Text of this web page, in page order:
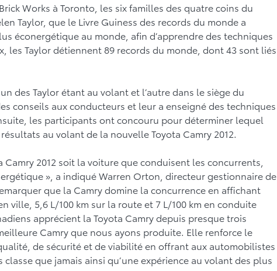
Works à Toronto, les six familles des quatre coins du
Taylor, que le Livre Guiness des records du monde a
éconergétique au monde, afin d’apprendre des techniques
les Taylor détiennent 89 records du monde, dont 43 sont liés
des Taylor étant au volant et l’autre dans le siège du
conseils aux conducteurs et leur a enseigné des techniques
les participants ont concouru pour déterminer lequel
au volant de la nouvelle Toyota Camry 2012.
2012 soit la voiture que conduisent les concurrents,
», a indiqué Warren Orton, directeur gestionnaire de
que la Camry domine la concurrence en affichant
ville, 5,6 L/100 km sur la route et 7 L/100 km en conduite
apprécient la Toyota Camry depuis presque trois
Camry que nous ayons produite. Elle renforce le
de sécurité et de viabilité en offrant aux automobilistes
que jamais ainsi qu’une expérience au volant des plus